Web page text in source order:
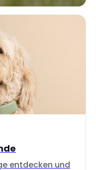
entdecken und